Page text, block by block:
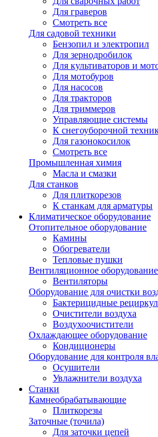
Для граверов
Смотреть все
Для садовой техники
Бензопил и электропил
Для зернодробилок
Для культиваторов и
Для мотобуров
Для насосов
Для тракторов
Для триммеров
Управляющие системы
К снегоуборочной
Для газонокосилок
Смотреть все
Промышленная химия
Масла и смазки
Для станков
Для плиткорезов
К станкам для арматуры
Климатическое оборудование
Отопительное оборудование
Камины
Обогреватели
Тепловые пушки
Вентиляционное оборудование
Вентиляторы
Оборудование для очистки
Бактерицидные
Очистители воздуха
Воздухоочистители
Охлаждающее оборудование
Кондиционеры
Оборудование для контроля
Осушители
Увлажнители воздуха
Станки
Камнеобрабатывающие
Плиткорезы
Заточные (точила)
Для заточки цепей